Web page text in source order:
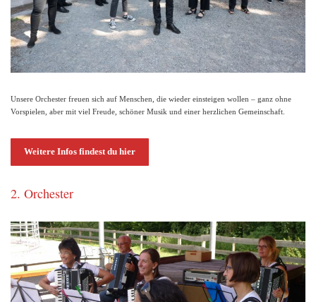
Unsere Orchester freuen sich auf Menschen, die wieder einsteigen wollen – ganz ohne
Vorspielen, aber mit viel Freude, schöner Musik und einer herzlichen Gemeinschaft.
Weitere Infos findest du hier
2. Orchester